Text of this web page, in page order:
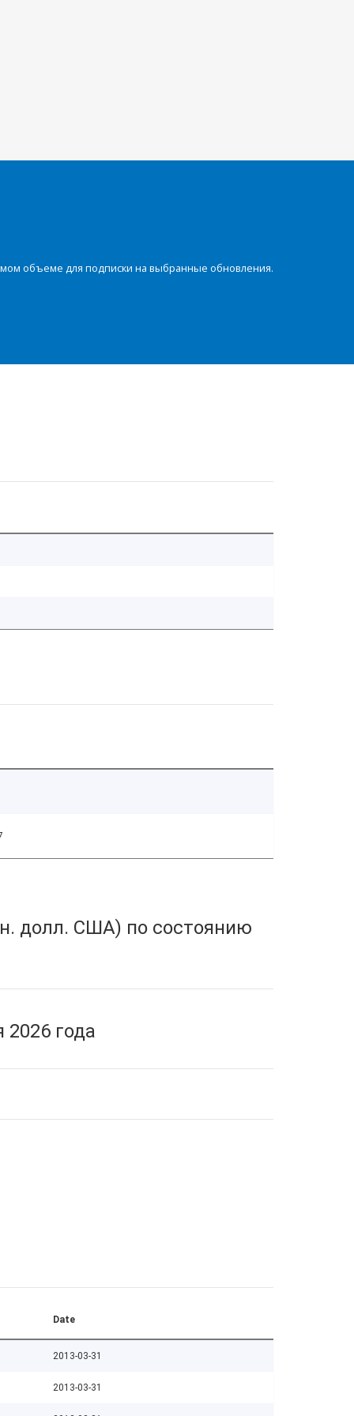
объеме для подписки на выбранные обновления.
долл. США) по состоянию
года
Date
2013-03-31
2013-03-31